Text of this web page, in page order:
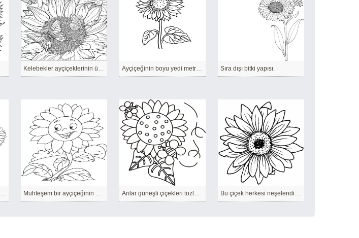
Kelebekler ayçiçeklerinin üzerinde daireler çiziyor Ayçiçeğinin boyu yedi metreye kadar uzayabilir. Sıra dışı bitki yapısı.
Güzel bir vazoda, bir buket ayçiçeği ev sahiplerini memnun eder Muhteşem bir ayçiçeğinin neşeli yüzü. Arılar güneşli çiçekleri tozlaştırmaya geldi. Bu çiçek herkesi neşelendirecek